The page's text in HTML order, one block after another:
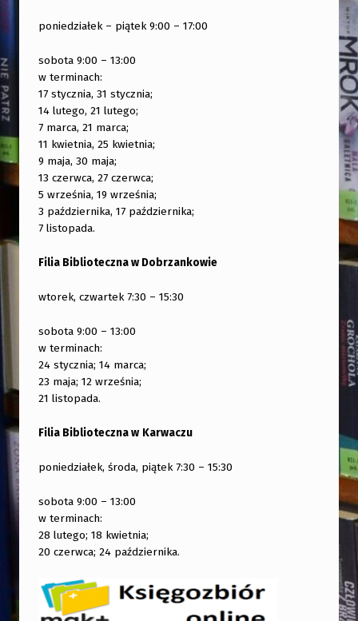
poniedziałek – piątek 9:00 – 17:00
sobota 9:00 – 13:00
w terminach:
17 stycznia, 31 stycznia;
14 lutego, 21 lutego;
7 marca, 21 marca;
11 kwietnia, 25 kwietnia;
9 maja, 30 maja;
13 czerwca, 27 czerwca;
5 września, 19 września;
3 października, 17 października;
7 listopada.
Filia Biblioteczna w Dobrzankowie
wtorek, czwartek 7:30 – 15:30
sobota 9:00 – 13:00
w terminach:
24 stycznia; 14 marca;
23 maja; 12 września;
21 listopada.
Filia Biblioteczna w Karwaczu
poniedziałek, środa, piątek 7:30 – 15:30
sobota 9:00 – 13:00
w terminach:
28 lutego; 18 kwietnia;
20 czerwca; 24 października.